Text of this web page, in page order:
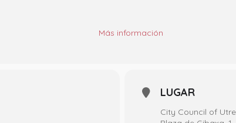
Más información
LUGAR
City Council of